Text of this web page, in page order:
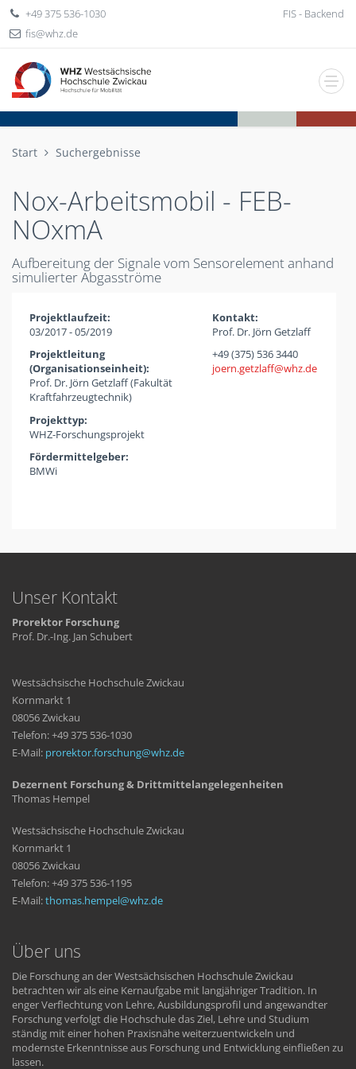
+49 375 536-1030
fis
whzde
FIS - Backend
Start Suchergebnisse
Nox-Arbeitsmobil - FEB-
NOxmA
Aufbereitung der Signale vom Sensorelement anhand
simulierter Abgasströme
Projektlaufzeit:
03/2017 - 05/2019
Projektleitung
(Organisationseinheit):
Prof. Dr. Jörn Getzlaff (Fakultät
Kraftfahrzeugtechnik)
Projekttyp:
WHZ-Forschungsprojekt
Kontakt:
Prof. Dr. Jörn Getzlaff
+49 (375) 536 3440
joern.getzlaff
whzde
Fördermittelgeber:
BMWi
Unser Kontakt
Prorektor Forschung
Prof. Dr.-Ing. Jan Schubert
Westsächsische Hochschule Zwickau
Kornmarkt 1
08056 Zwickau
Telefon: +49 375 536-1030
E-Mail: prorektor.forschung whzde
Dezernent Forschung & Drittmittelangelegenheiten
Thomas Hempel
Westsächsische Hochschule Zwickau
Kornmarkt 1
08056 Zwickau
Telefon: +49 375 536-1195
E-Mail:thomas.hempel whzde
Über uns
Die Forschung an der Westsächsischen Hochschule Zwickau
betrachten wir als eine Kernaufgabe mit langjähriger Tradition. In
enger Verflechtung von Lehre, Ausbildungsprofil und angewandter
Forschung verfolgt die Hochschule das Ziel, Lehre und Studium
ständig mit einer hohen Praxisnähe weiterzuentwickeln und
modernste Erkenntnisse aus Forschung und Entwicklung einfließen zu
lassen.